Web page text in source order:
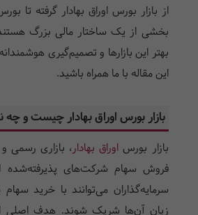
از بازار بورس اوراق بهادار گرفته تا
بخشی از یک ساختار مالی بزرگ
بهتر این بازارها و تصمیم‌گیری
این مقاله با ما همراه باشید.
بازار بورس اوراق بهادار چیست و
بازار بورس اوراق بهادار، بازاری رسمی
فروش سهام شرکت‌های پذیرفته‌شده
سرمایه‌گذاران می‌توانند با خرید
زیان آن‌ها شریک شوند. هدف اصلی